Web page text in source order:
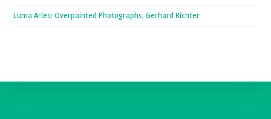
Luma Arles: Overpainted Photographs, Gerhard Richter